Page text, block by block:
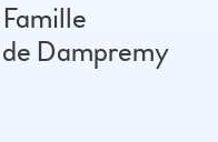
Dampremy